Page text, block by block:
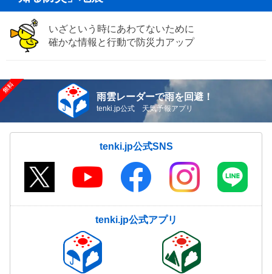
いざという時にあわてないために
確かな情報と行動で防災力アップ
雨雲レーダーで雨を回避！
tenki.jp公式 天気予報アプリ
tenki.jp公式SNS
tenki.jp公式アプリ